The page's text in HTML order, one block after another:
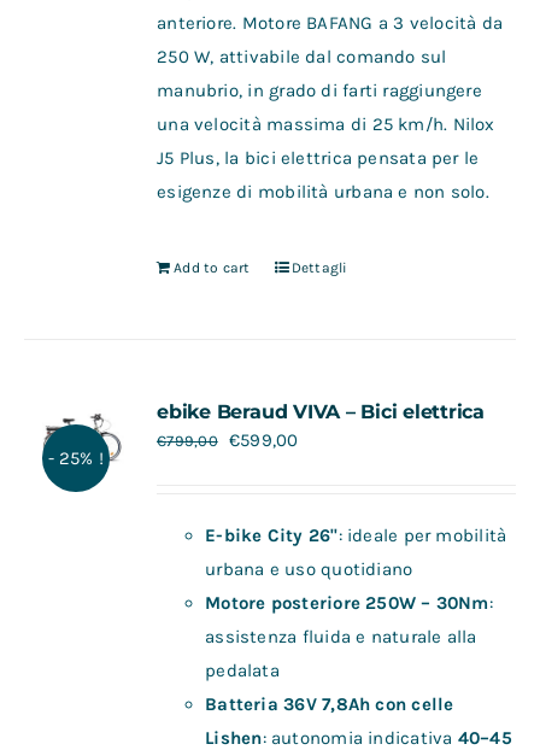
anteriore. Motore BAFANG a 3 velocità da
250 W, attivabile dal comando sul
manubrio, in grado di farti raggiungere
una velocità massima di 25 km/h. Nilox
J5 Plus, la bici elettrica pensata per le
esigenze di mobilità urbana e non solo.
Add to cart Dettagli
- 25% !
ebike Beraud VIVA – Bici elettrica
€799,00 €599,00
E-bike City 26": ideale per mobilità
urbana e uso quotidiano
Motore posteriore 250W – 30Nm:
assistenza fluida e naturale alla
pedalata
Batteria 36V 7,8Ah con celle
Lishen: autonomia indicativa 40–45